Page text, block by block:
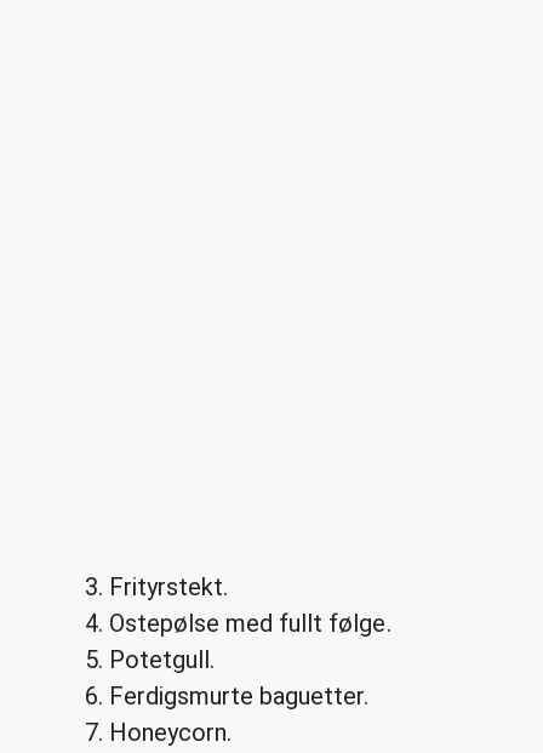
Frityrstekt.
Ostepølse med fullt følge.
Potetgull.
Ferdigsmurte baguetter.
Honeycorn.